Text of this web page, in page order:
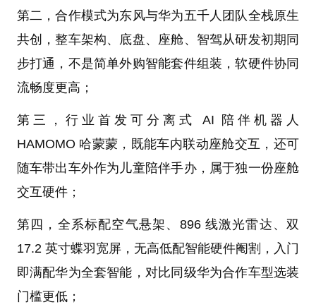
第二，合作模式为东风与华为五千人团队全栈原生
共创，整车架构、底盘、座舱、智驾从研发初期同
步打通，不是简单外购智能套件组装，软硬件协同
流畅度更高；
第三，行业首发可分离式 AI 陪伴机器人
HAMOMO 哈蒙蒙，既能车内联动座舱交互，还可
随车带出车外作为儿童陪伴手办，属于独一份座舱
交互硬件；
第四，全系标配空气悬架、896 线激光雷达、双
17.2 英寸蝶羽宽屏，无高低配智能硬件阉割，入门
即满配华为全套智能，对比同级华为合作车型选装
门槛更低；